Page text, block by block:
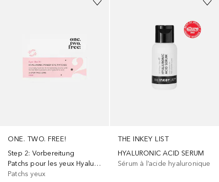
ONE. TWO. FREE!
Step 2: Vorbereitung
Patchs pour les yeux Hyaluronic Power
Patchs yeux
THE INKEY LIST
HYALURONIC ACID SERUM
Sérum à l’acide hyaluronique